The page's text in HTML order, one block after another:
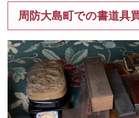
周防大島町での書道具